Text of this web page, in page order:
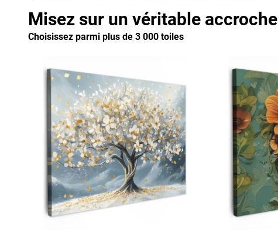
Misez sur un véritable
Choisissez parmi plus de 3 000 toiles